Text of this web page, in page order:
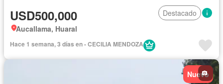
USD500,000
Destacado
Aucallama, Huaral
Hace 1 semana, 3 días en - CECILIA MENDOZA
Nuevo